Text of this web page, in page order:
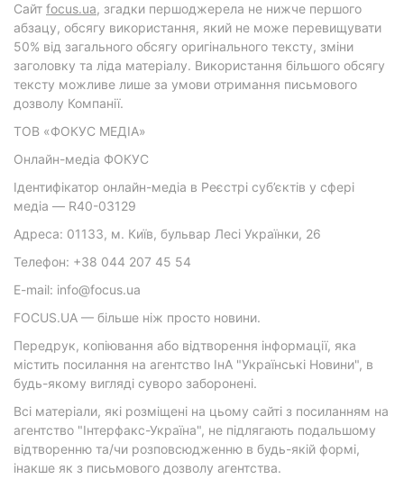
Cайт focus.ua, згадки першоджерела не нижче першого
абзацу, обсягу використання, який не може перевищувати
50% від загального обсягу оригінального тексту, зміни
заголовку та ліда матеріалу. Використання більшого обсягу
тексту можливе лише за умови отримання письмового
дозволу Компанії.
ТОВ «ФОКУС МЕДІА»
Онлайн-медіа ФОКУС
Ідентифікатор онлайн-медіа в Реєстрі суб’єктів у сфері
медіа — R40-03129
Адреса: 01133, м. Київ, бульвар Лесі Українки, 26
Телефон: +38 044 207 45 54
E-mail: info@focus.ua
FOCUS.UA — більше ніж просто новини.
Передрук, копіювання або відтворення інформації, яка
містить посилання на агентство ІнА "Українські Новини", в
будь-якому вигляді суворо заборонені.
Всі матеріали, які розміщені на цьому сайті з посиланням на
агентство "Інтерфакс-Україна", не підлягають подальшому
відтворенню та/чи розповсюдженню в будь-якій формі,
інакше як з письмового дозволу агентства.